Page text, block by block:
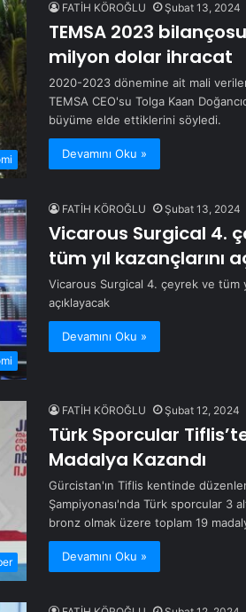
FATİH KÖROĞLU Şubat 13, 2024
TEMSA 2023
milyon dolar ihracat
2020-2023 dönemine ait mali
TEMSA CEO'su Tolga Kaan
büyüme elde ettiklerini söyledi.
Devamını Oku »
FATİH KÖROĞLU Şubat 13, 2024
Vicarous Surgical 4.
tüm yıl kazançlarını
Vicarous Surgical 4. çeyrek ve tüm
açıklayacak
Devamını Oku »
FATİH KÖROĞLU Şubat 12, 2024
Türk Sporcular
Madalya Kazandı
Gürcistan'ın Tiflis kentinde
Şampiyonası'nda Türk sporcular 3
bronz olmak üzere toplam 19
Devamını Oku »